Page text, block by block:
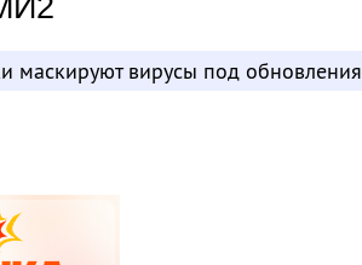
маскируют вирусы под